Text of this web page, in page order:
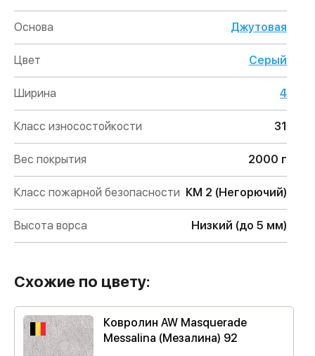
Основа Джутовая
Цвет Серый
Ширина 4
Класс износостойкости 31
Вес покрытия 2000 г
Класс пожарной безопасности КМ 2 (Негорючий)
Высота ворса Низкий (до 5 мм)
Схожие по цвету:
Ковролин AW Masquerade
Messalina (Мезалина) 92